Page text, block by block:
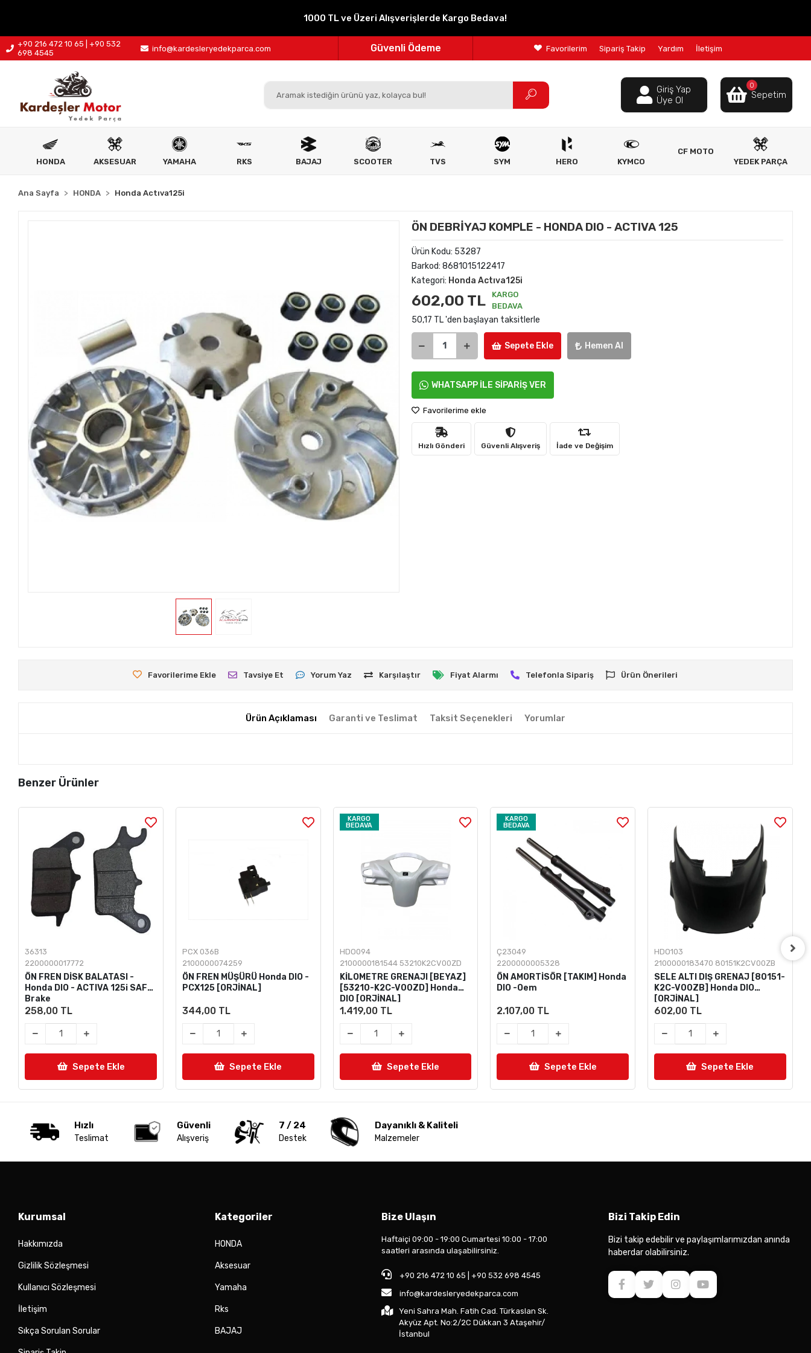
1000 TL ve Üzeri Alışverişlerde Kargo Bedava!
+90 216 472 10 65 | +90 532
698 4545
info@kardesleryedekparca.com
Parçanızın Online Adresi
100% Orijinal Ürün
Güvenli Ödeme
Ücretsiz İade
Favorilerim Sipariş Takip Yardım İletişim
Giriş Yap
Üye Ol
0
Sepetim
HONDA AKSESUAR YAMAHA RKS BAJAJ SCOOTER TVS SYM HERO KYMCO
CF MOTO
YEDEK PARÇA
Ana Sayfa HONDA Honda Actıva125i
ÖN DEBRİYAJ KOMPLE - HONDA DIO - ACTIVA 125
Ürün Kodu: 53287
Barkod: 8681015122417
Kategori: Honda Actıva125i
602,00 TL
KARGO
BEDAVA
50,17 TL 'den başlayan taksitlerle
Sepete Ekle Hemen Al
WHATSAPP İLE SİPARİŞ VER
Favorilerime ekle
Hızlı Gönderi Güvenli Alışveriş İade ve Değişim
Favorilerime Ekle Tavsiye Et Yorum Yaz Karşılaştır Fiyat Alarmı Telefonla Sipariş Ürün Önerileri
Ürün Açıklaması Garanti ve Teslimat Taksit Seçenekleri Yorumlar
Benzer Ürünler
36313
2200000017772
ÖN FREN DİSK BALATASI -
Honda DIO - ACTIVA 125i SAFE
Brake
258,00 TL
Sepete Ekle
PCX 036B
2100000074259
ÖN FREN MÜŞÜRÜ Honda DIO -
PCX125 [ORJİNAL]
344,00 TL
Sepete Ekle
KARGO
BEDAVA
HDO094
2100000181544 53210K2CV00ZD
KİLOMETRE GRENAJI [BEYAZ]
[53210-K2C-V00ZD] Honda
DIO [ORJİNAL]
1.419,00 TL
Sepete Ekle
KARGO
BEDAVA
Ç23049
2200000005328
ÖN AMORTİSÖR [TAKIM] Honda
DIO -Oem
2.107,00 TL
Sepete Ekle
HDO103
2100000183470 80151K2CV00ZB
SELE ALTI DIŞ GRENAJ [80151-
K2C-V00ZB] Honda DIO
[ORJİNAL]
602,00 TL
Sepete Ekle
Hızlı
Teslimat
Güvenli
Alışveriş
7 / 24
Destek
Dayanıklı & Kaliteli
Malzemeler
Kurumsal
Hakkımızda
Gizlilik Sözleşmesi
Kullanıcı Sözleşmesi
İletişim
Sıkça Sorulan Sorular
Kategoriler
HONDA
Aksesuar
Yamaha
Rks
BAJAJ
Bize Ulaşın
Haftaiçi 09:00 - 19:00 Cumartesi 10:00 - 17:00
saatleri arasında ulaşabilirsiniz.
+90 216 472 10 65 | +90 532 698 4545
info@kardesleryedekparca.com
Yeni Sahra Mah. Fatih Cad. Türkaslan Sk.
Akyüz Apt. No:2/2C Dükkan 3 Ataşehir/
İstanbul
Bizi Takip Edin
Bizi takip edebilir ve paylaşımlarımızdan anında
haberdar olabilirsiniz.